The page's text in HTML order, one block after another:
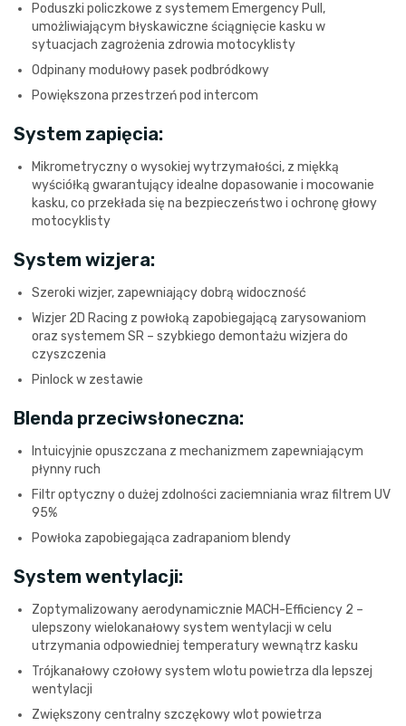
Poduszki policzkowe z systemem Emergency Pull,
umożliwiającym błyskawiczne ściągnięcie kasku w
sytuacjach zagrożenia zdrowia motocyklisty
Odpinany modułowy pasek podbródkowy
Powiększona przestrzeń pod intercom
System zapięcia:
Mikrometryczny o wysokiej wytrzymałości, z miękką
wyściółką gwarantujący idealne dopasowanie i mocowanie
kasku, co przekłada się na bezpieczeństwo i ochronę głowy
motocyklisty
System wizjera:
Szeroki wizjer, zapewniający dobrą widoczność
Wizjer 2D Racing z powłoką zapobiegającą zarysowaniom
oraz systemem SR – szybkiego demontażu wizjera do
czyszczenia
Pinlock w zestawie
Blenda przeciwsłoneczna:
Intuicyjnie opuszczana z mechanizmem zapewniającym
płynny ruch
Filtr optyczny o dużej zdolności zaciemniania wraz filtrem UV
95%
Powłoka zapobiegająca zadrapaniom blendy
System wentylacji:
Zoptymalizowany aerodynamicznie MACH-Efficiency 2 –
ulepszony wielokanałowy system wentylacji w celu
utrzymania odpowiedniej temperatury wewnątrz kasku
Trójkanałowy czołowy system wlotu powietrza dla lepszej
wentylacji
Zwiększony centralny szczękowy wlot powietrza